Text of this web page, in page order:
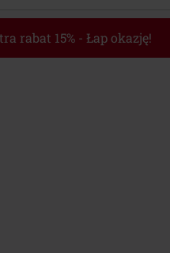
rabat 15% - Łap okazję!